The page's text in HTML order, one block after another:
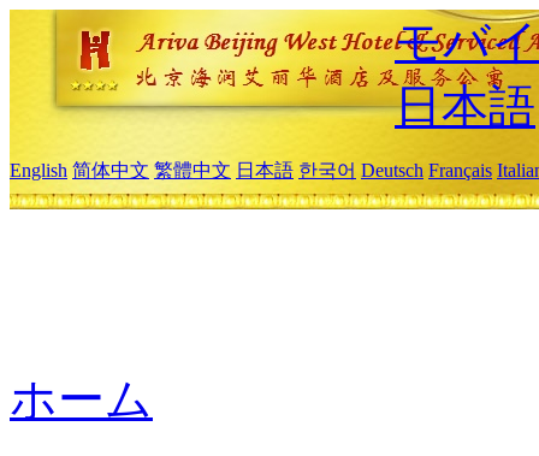
モバ
日本語
English 简体中文 繁體中文 日本語 한국어 Deutsch Français
ホーム